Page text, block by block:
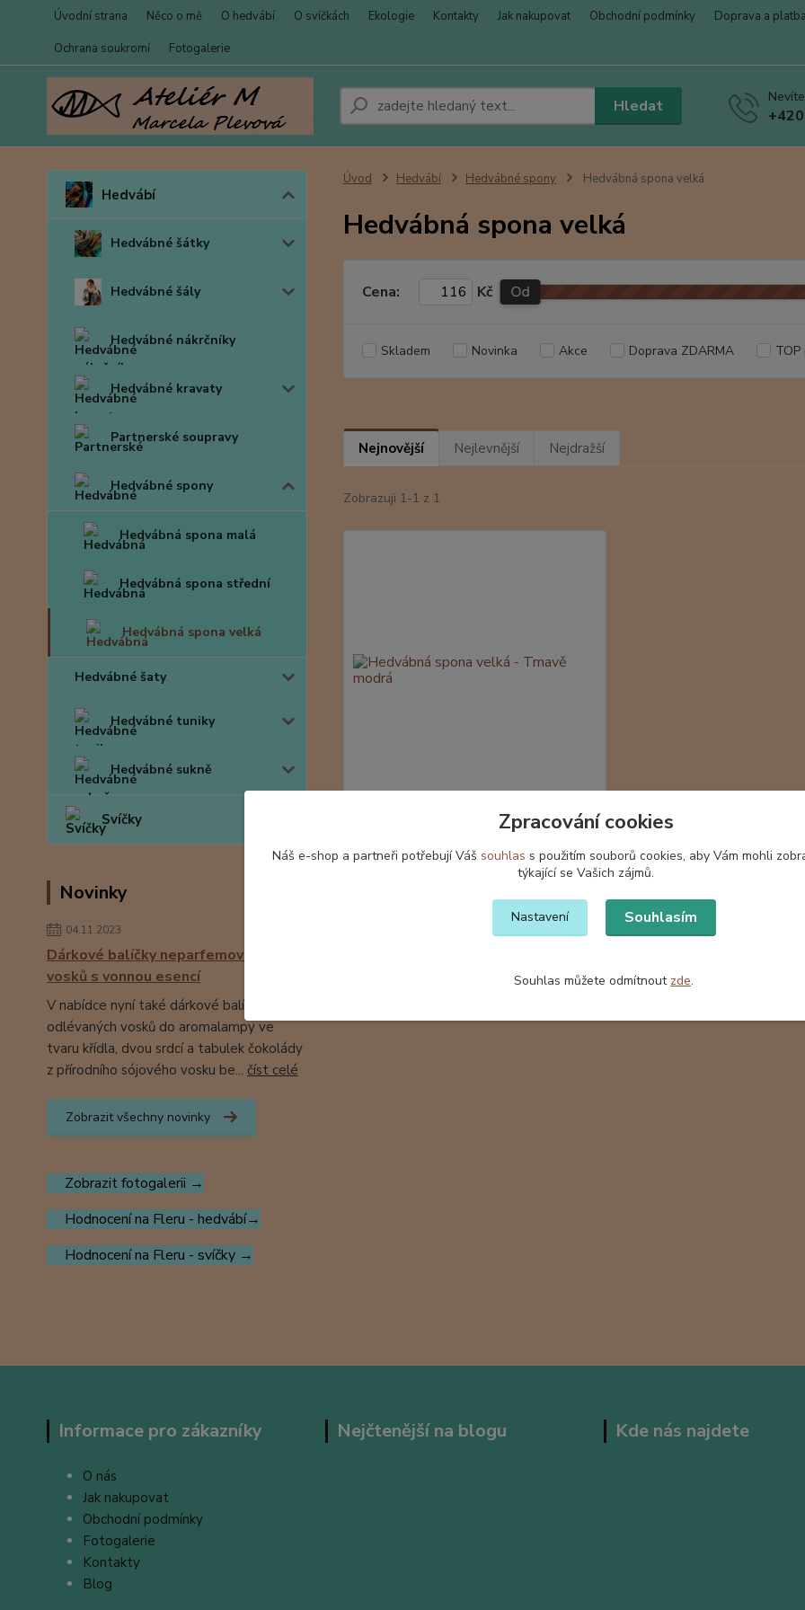
Úvodní strana Něco o mě O hedvábí O svíčkách Ekologie Kontakty Jak nakupovat Obchodní podmínky
Doprava a platba
Ochrana soukromí
Fotogalerie
Hledat
Hedvábí
Hedvábné šátky
Hedvábné šály
Hedvábné nákrčníky
Hedvábné kravaty
Partnerské soupravy
Hedvábné spony
Hedvábná spona malá
Hedvábná spona střední
Hedvábná spona velká
Hedvábné šaty
Hedvábné tuniky
Hedvábné sukně
Svíčky
Novinky
04.11.2023
Dárkové balíčky neparfemovaných
vosků s vonnou esencí
V nabídce nyní také dárkové balíčky ručně
odlévaných vosků do aromalampy ve
tvaru křídla, dvou srdcí a tabulek čokolády
z přírodního sójového vosku be... číst celé
Zobrazit všechny novinky
Zobrazit fotogalerii →
Hodnocení na Fleru - hedvábí→
Hodnocení na Fleru - svíčky →
Úvod Hedvábí Hedvábné spony Hedvábná spona velká
Hedvábná spona velká
Cena: Kč Od
Skladem Novinka Akce Doprava ZDARMA
Nejnovější Nejlevnější Nejdražší
Zobrazuji 1-1 z 1
Hedvábná spona velká - Tmavě modrá
116 Kč ks
Přidat do košíku
Informace pro zákazníky
O nás
Jak nakupovat
Obchodní podmínky
Fotogalerie
Kontakty
Blog
Nejčtenější na blogu Kde nás najdete
Zpracování cookies
Náš e-shop a partneři potřebují Váš souhlas s použitím souborů cookies, aby Vám mohli
týkající se Vašich zájmů.
Nastavení Souhlasím
Souhlas můžete odmítnout zde.